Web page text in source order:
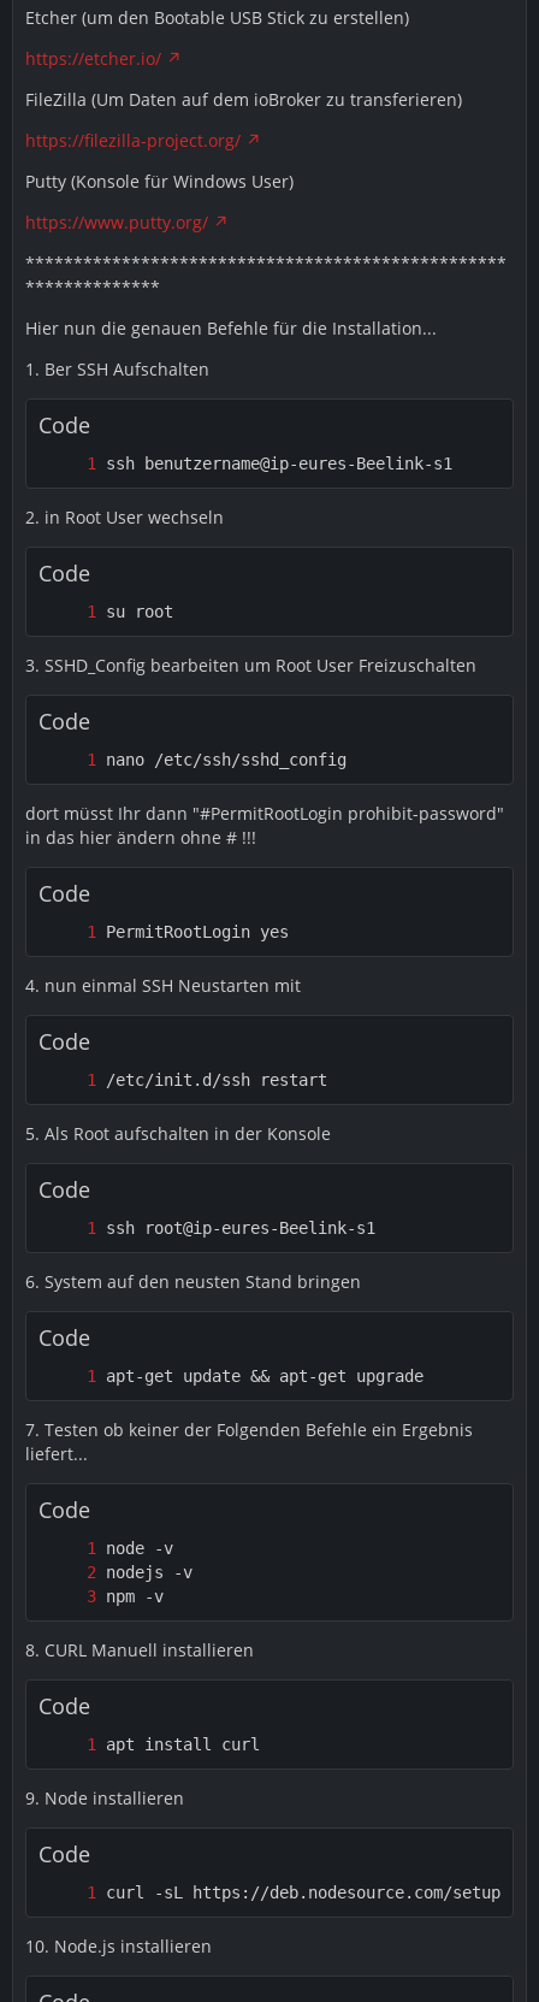
Etcher (um den Bootable USB Stick zu erstellen)
https://etcher.io/
FileZilla (Um Daten auf dem ioBroker zu transferieren)
https://filezilla-project.org/
Putty (Konsole für Windows User)
https://www.putty.org/
**************************************************
**************
Hier nun die genauen Befehle für die Installation...
1. Ber SSH Aufschalten
Code
ssh benutzername@ip-eures-Beelink-s1
2. in Root User wechseln
Code
su root
3. SSHD_Config bearbeiten um Root User Freizuschalten
Code
nano /etc/ssh/sshd_config
dort müsst Ihr dann "#PermitRootLogin prohibit-password"
in das hier ändern ohne # !!!
Code
PermitRootLogin yes
4. nun einmal SSH Neustarten mit
Code
/etc/init.d/ssh restart
5. Als Root aufschalten in der Konsole
Code
ssh root@ip-eures-Beelink-s1
6. System auf den neusten Stand bringen
Code
apt-get update && apt-get upgrade
7. Testen ob keiner der Folgenden Befehle ein Ergebnis
liefert...
Code
npm -v
8. CURL Manuell installieren
Code
apt install curl
9. Node installieren
Code
curl -sL https://deb.nodesource.com/
10. Node.js installieren